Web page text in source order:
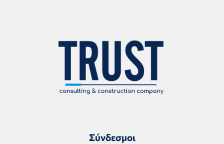
Σύνδεσμοι